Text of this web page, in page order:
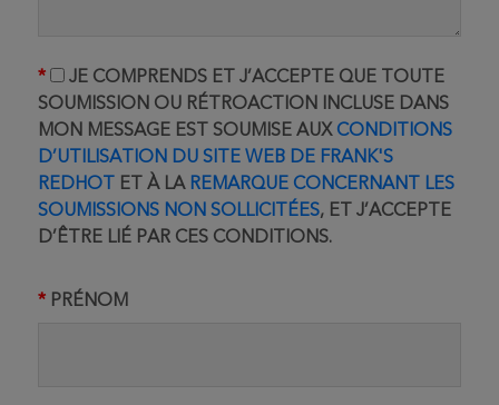
JE COMPRENDS ET J’ACCEPTE QUE TOUTE
SOUMISSION OU RÉTROACTION INCLUSE DANS
MON MESSAGE EST SOUMISE AUX CONDITIONS
D’UTILISATION DU SITE WEB DE FRANK'S
REDHOT ET À LA REMARQUE CONCERNANT LES
SOUMISSIONS NON SOLLICITÉES, ET J’ACCEPTE
D’ÊTRE LIÉ PAR CES CONDITIONS.
PRÉNOM